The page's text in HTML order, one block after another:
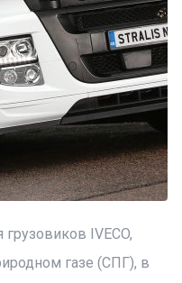
IVECO,
газе (СПГ), в